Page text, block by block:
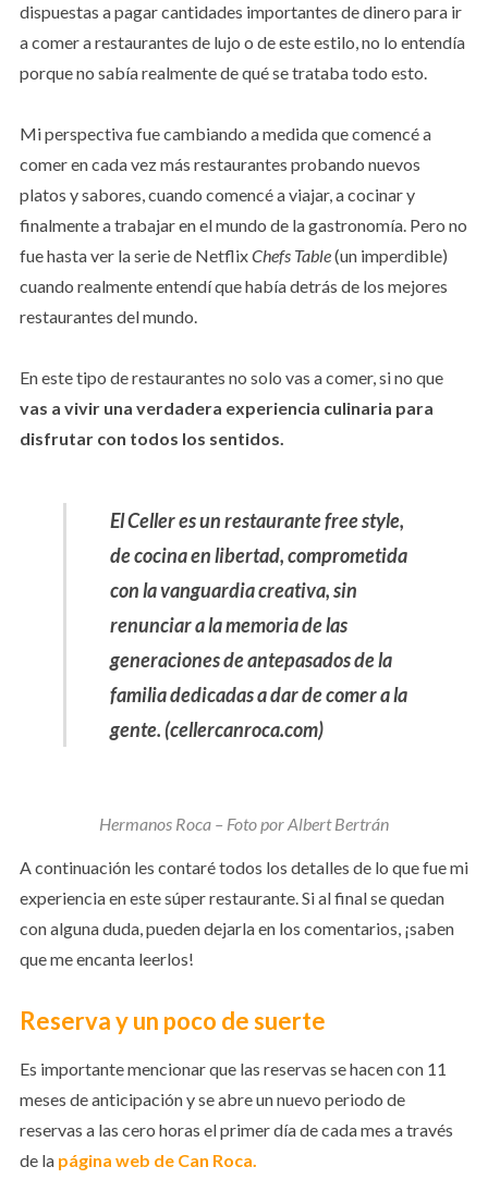
dispuestas a pagar cantidades importantes de dinero para ir
a comer a restaurantes de lujo o de este estilo, no lo entendía
porque no sabía realmente de qué se trataba todo esto.
Mi perspectiva fue cambiando a medida que comencé a
comer en cada vez más restaurantes probando nuevos
platos y sabores, cuando comencé a viajar, a cocinar y
finalmente a trabajar en el mundo de la gastronomía. Pero no
fue hasta ver la serie de NetflixChefs Table(un imperdible)
cuando realmente entendí que había detrás de los mejores
restaurantes del mundo.
En este tipo de restaurantes no solo vas a comer, si no que
vas a vivir una verdadera experiencia culinaria para
disfrutar con todos los sentidos.
El Celler es un restaurantefree style,
de cocina en libertad, comprometida
con la vanguardia creativa, sin
renunciar a la memoria de las
generaciones de antepasados de la
familia dedicadas a dar de comer a la
gente. (cellercanroca.com)
Hermanos Roca – Foto por Albert Bertrán
A continuación les contaré todos los detalles de lo que fue mi
experiencia en este súper restaurante. Si al final se quedan
con alguna duda, pueden dejarla en los comentarios, ¡saben
que me encanta leerlos!
Reserva y un poco de suerte
Es importante mencionar que las reservas se hacen con 11
meses de anticipación y se abre un nuevo periodo de
reservas a las cero horas el primer día de cada mes a través
de la página web de Can Roca.